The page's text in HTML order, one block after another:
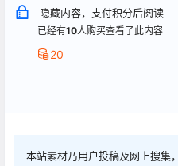
隐藏内容，支付积分后阅读
已经有10人购买查看了此内容
20
本站素材乃用户投稿及网上搜集